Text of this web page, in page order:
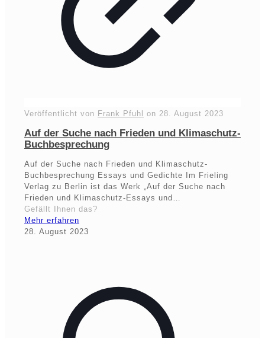
Veröffentlicht von Frank Pfuhl on 28. August 2023
Auf der Suche nach Frieden und Klimaschutz-
Buchbesprechung
Auf der Suche nach Frieden und Klimaschutz-
Buchbesprechung Essays und Gedichte Im Frieling
Verlag zu Berlin ist das Werk „Auf der Suche nach
Frieden und Klimaschutz-Essays und…
Gefällt Ihnen das?
Mehr erfahren
28. August 2023